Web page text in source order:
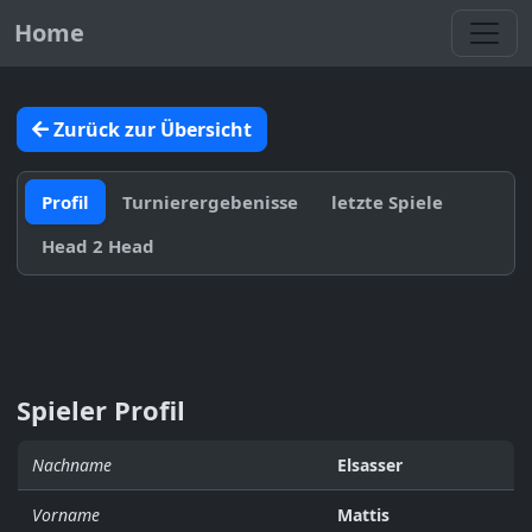
Home
Zurück zur Übersicht
Profil Turnierergebenisse
letzte Spiele
Head 2 Head
Spieler Profil
Nachname Elsasser
Vorname Mattis